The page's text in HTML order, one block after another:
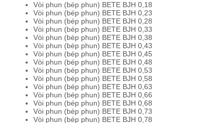
Vòi phun (bép phun) BETE BJH 0,18
Vòi phun (bép phun) BETE BJH 0,23
Vòi phun (bép phun) BETE BJH 0,28
Vòi phun (bép phun) BETE BJH 0,33
Vòi phun (bép phun) BETE BJH 0,38
Vòi phun (bép phun) BETE BJH 0,43
Vòi phun (bép phun) BETE BJH 0,45
Vòi phun (bép phun) BETE BJH 0,48
Vòi phun (bép phun) BETE BJH 0,53
Vòi phun (bép phun) BETE BJH 0,58
Vòi phun (bép phun) BETE BJH 0,63
Vòi phun (bép phun) BETE BJH 0,66
Vòi phun (bép phun) BETE BJH 0,68
Vòi phun (bép phun) BETE BJH 0,73
Vòi phun (bép phun) BETE BJH 0,78